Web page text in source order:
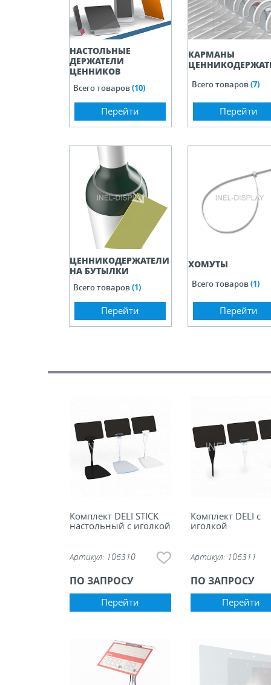
НАСТОЛЬНЫЕ
ДЕРЖАТЕЛИ
ЦЕННИКОВ
Всего товаров(10)
Перейти
КАРМАНЫ
Всего товаров(7)
Перейти
ЦЕННИКОДЕРЖАТЕЛИ
НА БУТЫЛКИ
Всего товаров(1)
Перейти
ХОМУТЫ
Всего товаров(1)
Перейти
Комплект DELI STICK
настольный с иголкой
Артикул: 106310
ПО ЗАПРОСУ
Перейти
Комплект DELI с
иголкой
Артикул: 106311
ПО ЗАПРОСУ
Перейти